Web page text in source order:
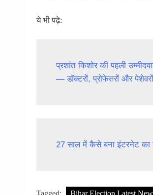
ये भी पढ़े:
प्रशांत किशोर की पहली
— डॉक्टरों, प्रोफेसरों और
27 साल में कैसे बना इंटरनेट का